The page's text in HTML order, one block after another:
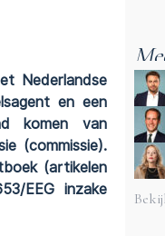
Nederlandse
en een
komen van
(commissie).
(artikelen
EEG inzake